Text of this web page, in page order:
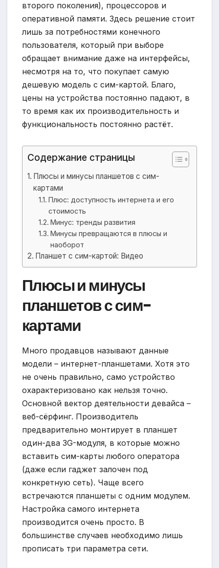
второго поколения), процессоров и
оперативной памяти. Здесь решение стоит
лишь за потребностями конечного
пользователя, который при выборе
обращает внимание даже на интерфейсы,
несмотря на то, что покупает самую
дешевую модель с сим-картой. Благо,
цены на устройства постоянно падают, в
то время как их производительность и
функциональность постоянно растёт.
Содержание страницы
Плюсы и минусы планшетов с сим-
картами
Плюс: доступность интернета и его
стоимость
Минус: тренды развития
Минусы превращаются в плюсы и
наоборот
Планшет с сим-картой: Видео
Плюсы и минусы
планшетов с сим-
картами
Много продавцов называют данные
модели – интернет-планшетами. Хотя это
не очень правильно, само устройство
охарактеризовано как нельзя точно.
Основной вектор деятельности девайса –
веб-сёрфинг. Производитель
предварительно монтирует в планшет
один-два 3G-модуля, в которые можно
вставить сим-карты любого оператора
(даже если гаджет залочен под
конкретную сеть). Чаще всего
встречаются планшеты с одним модулем.
Настройка самого интернета
производится очень просто. В
большинстве случаев необходимо лишь
прописать три параметра сети.